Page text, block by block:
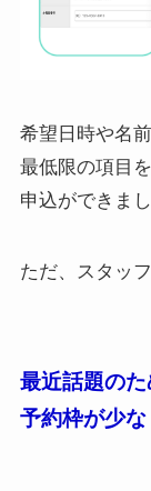
希望日時や名
最低限の項目
申込ができまし
ただ、スタッ
最近話題のた
予約枠が少な